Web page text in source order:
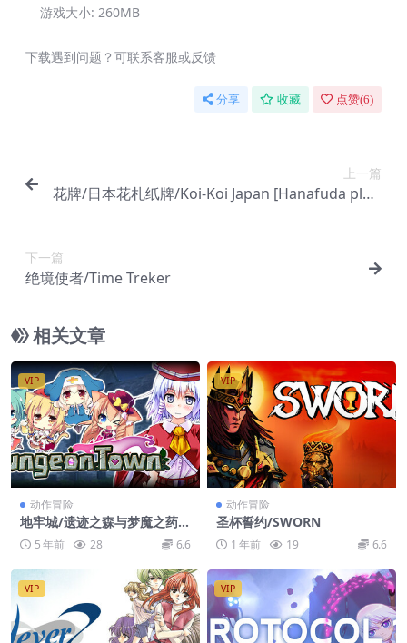
游戏大小: 260MB
下载遇到问题？可联系客服或反馈
分享 收藏 点赞(6)
上一篇
花牌/日本花札纸牌/Koi-Koi Japan [Hanafuda playi
下一篇
绝境使者/Time Treker
相关文章
VIP
动作冒险
地牢城/遗迹之森与梦魔之药/
Dungeon Town
5 年前 28 6.6
VIP
动作冒险
圣杯誓约/SWORN
1 年前 19 6.6
VIP VIP